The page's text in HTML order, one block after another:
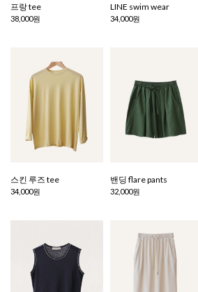
프랑 tee
38,000원
LINE swim wear
34,000원
스킨 루즈 tee
34,000원
밴딩 flare pants
32,000원